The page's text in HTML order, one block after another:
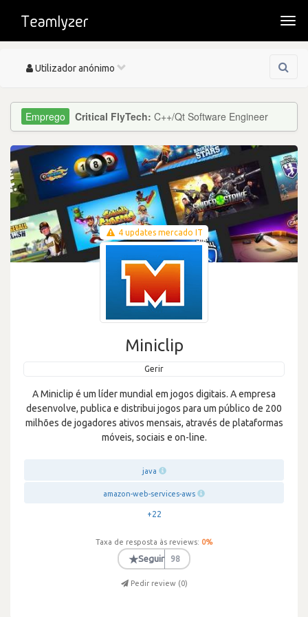
Toggle
Utilizador anónimo
Critical FlyTech: C++/Qt Software Engineer
4 updates mercado IT
Miniclip
Gerir
A Miniclip é um líder mundial em jogos digitais. A empresa
desenvolve, publica e distribui jogos para um público de 200
milhões de jogadores ativos mensais, através de plataformas
móveis, sociais e on-line.
java
amazon-web-services-aws
+22
Taxa de resposta às reviews: 0%
★Seguir 98
Pedir review (0)